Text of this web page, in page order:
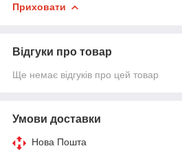
Приховати
Відгуки про товар
Ще немає відгуків про цей товар
Умови доставки
Нова Пошта